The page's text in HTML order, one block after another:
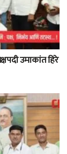
उमाकांत हिरे